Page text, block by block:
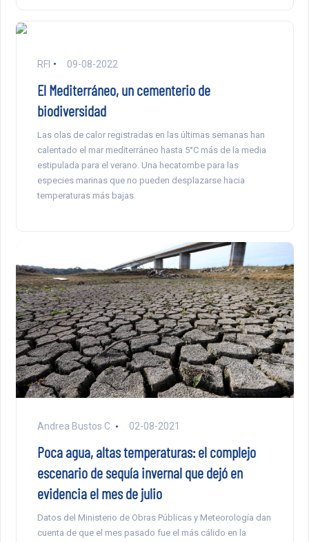
RFI 09-08-2022
El Mediterráneo, un cementerio de
biodiversidad
Las olas de calor registradas en las últimas semanas han
calentado el mar mediterráneo hasta 5°C más de la media
estipulada para el verano. Una hecatombe para las
especies marinas que no pueden desplazarse hacia
temperaturas más bajas.
Andrea Bustos C. 02-08-2021
Poca agua, altas temperaturas: el complejo
escenario de sequía invernal que dejó en
evidencia el mes de julio
Datos del Ministerio de Obras Públicas y Meteorología dan
cuenta de que el mes pasado fue el más cálido en la